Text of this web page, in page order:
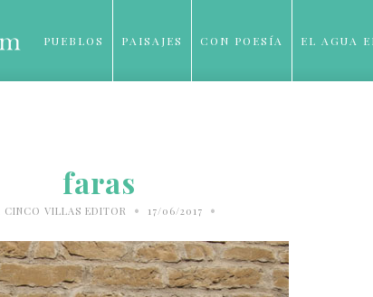
PUEBLOS PAISAJES CON POESÍA EL AGUA
faras
CINCO VILLAS EDITOR • 17/06/2017 •